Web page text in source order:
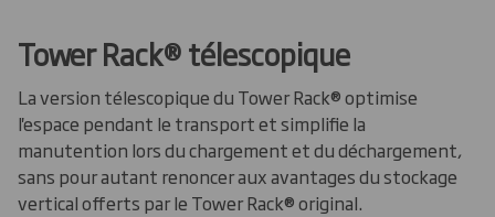
Tower Rack® télescopique
La version télescopique du Tower Rack® optimise
l'espace pendant le transport et simplifie la
manutention lors du chargement et du déchargement,
sans pour autant renoncer aux avantages du stockage
vertical offerts par le Tower Rack® original.